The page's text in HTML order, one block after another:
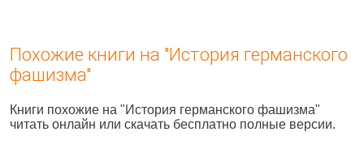
Похожие книги на "История германского
фашизма"
Книги похожие на "История германского фашизма"
читать онлайн или скачать бесплатно полные версии.